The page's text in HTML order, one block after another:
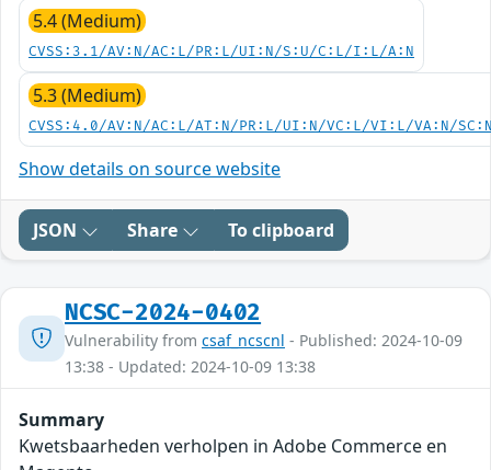
5.4 (Medium)
CVSS:3.1/AV:N/AC:L/PR:L/UI:N/S:U/C:L/I:L/A:N
5.3 (Medium)
CVSS:4.0/AV:N/AC:L/AT:N/PR:L/UI:N/VC:L/VI:L/VA:N/
Show details on source website
JSON Share To clipboard
NCSC-2024-0402
Vulnerability from csaf_ncscnl - Published: 2024-10-09
13:38 - Updated: 2024-10-09 13:38
Summary
Kwetsbaarheden verholpen in Adobe Commerce en